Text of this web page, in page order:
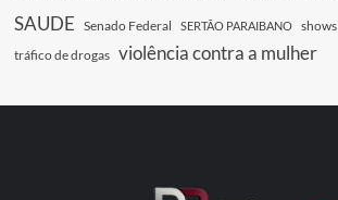
SAUDE Senado Federal SERTÃO PARAIBANO shows
tráfico de drogas violência contra a mulher